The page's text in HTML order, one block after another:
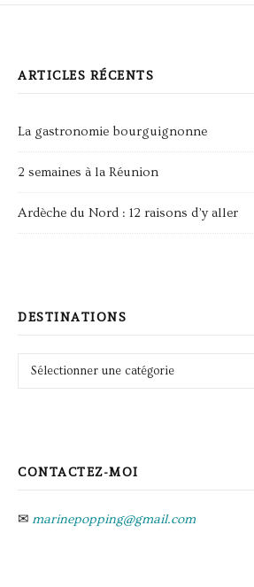
ARTICLES RÉCENTS
La gastronomie bourguignonne
2 semaines à la Réunion
Ardèche du Nord : 12 raisons d’y aller
DESTINATIONS
Destinations
CONTACTEZ-MOI
✉ marinepopping@gmail.com